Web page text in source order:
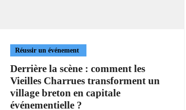
Réussir un événement
Derrière la scène : comment les
Vieilles Charrues transforment un
village breton en capitale
événementielle ?